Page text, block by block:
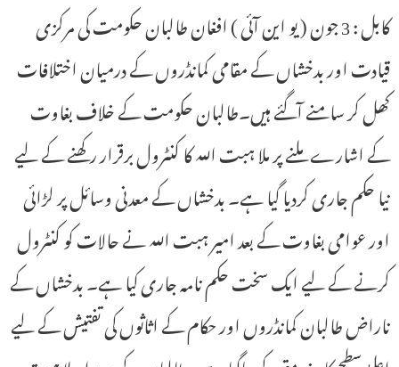
کابل : 3 جون ( یو این آئی ) افغان طالبان حکومت کی مرکزی
قیادت اور بدخشاں کے مقامی کمانڈروں کے درمیان اختلافات
کھل کر سامنے آگئے ہیں۔طالبان حکومت کے خلاف بغاوت
کے اشارے ملنے پر ملا ہبت اللہ کا کنٹرول برقرار رکھنے کے لیے
نیا حکم جاری کردیا گیا ہے۔ بدخشاں کے معدنی وسائل پر لڑائی
اور عوامی بغاوت کے بعد امیر ہبت اللہ نے حالات کو کنٹرول
کرنے کے لیے ایک سخت حکم نامہ جاری کیا ہے۔ بدخشاں کے
ناراض طالبان کمانڈروں اور حکام کے اثاثوں کی تفتیش کے لیے